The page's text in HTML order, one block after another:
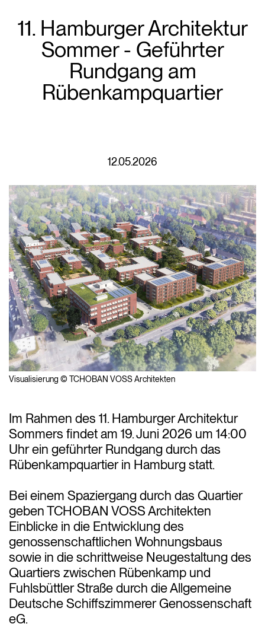
11. Hamburger Architektur
Sommer - Geführter
Rundgang am
Rübenkampquartier
12.05.2026
Visualisierung © TCHOBAN VOSS Architekten
Im Rahmen des 11. Hamburger Architektur
Sommers findet am 19. Juni 2026 um 14:00
Uhr ein geführter Rundgang durch das
Rübenkampquartier in Hamburg statt.
Bei einem Spaziergang durch das Quartier
geben TCHOBAN VOSS Architekten
Einblicke in die Entwicklung des
genossenschaftlichen Wohnungsbaus
sowie in die schrittweise Neugestaltung des
Quartiers zwischen Rübenkamp und
Fuhlsbüttler Straße durch die Allgemeine
Deutsche Schiffszimmerer Genossenschaft
eG.